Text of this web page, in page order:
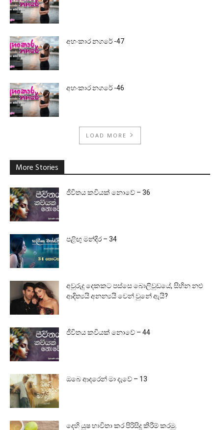
අහංකාර නගරේ -47
අහංකාර නගරේ -46
LOAD MORE
More Stories
ජීවිතය කවියක් නොවේ – 36
පළිඟු මන්දිර – 34
අවුරුදු දෙකකට පස්සෙ බොලිවුඩයේ, සිහින නළු
ආදිත්‍යයි අනන්‍යයි වෙන් වුනේ ඇයි?
ජීවිතය කවියක් නොවේ – 44
ඔබෙ ආදරෙන් මා දැවේ – 13
දෙහි යුෂ භාවිතා කර පිරිසිදු කිරීම් කරමු.